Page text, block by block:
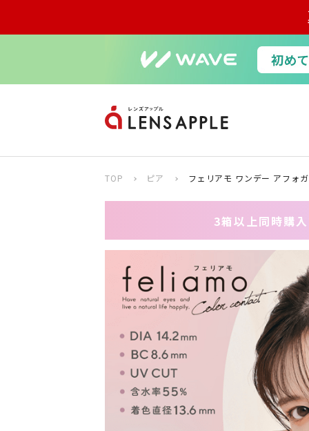
TOP ピア フェリアモ ワンデー アフォ
3箱以上同時購